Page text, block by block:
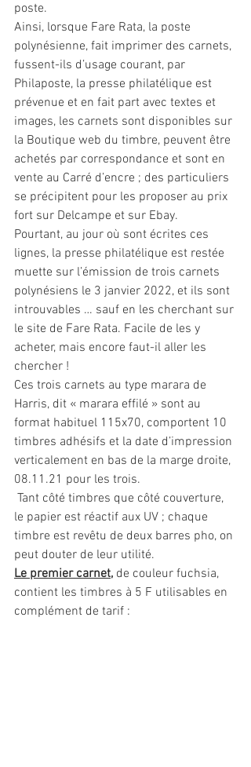
poste.
Ainsi, lorsque Fare Rata, la poste
polynésienne, fait imprimer des carnets,
fussent-ils d’usage courant, par
Philaposte, la presse philatélique est
prévenue et en fait part avec textes et
images, les carnets sont disponibles sur
la Boutique web du timbre, peuvent être
achetés par correspondance et sont en
vente au Carré d’encre ; des particuliers
se précipitent pour les proposer au prix
fort sur Delcampe et sur Ebay.
Pourtant, au jour où sont écrites ces
lignes, la presse philatélique est restée
muette sur l’émission de trois carnets
polynésiens le 3 janvier 2022, et ils sont
introuvables … sauf en les cherchant sur
le site de Fare Rata. Facile de les y
acheter, mais encore faut-il aller les
chercher !
Ces trois carnets au type marara de
Harris, dit « marara effilé » sont au
format habituel 115x70, comportent 10
timbres adhésifs et la date d’impression
verticalement en bas de la marge droite,
08.11.21 pour les trois.
le papier est réactif aux UV ; chaque
timbre est revêtu de deux barres pho, on
peut douter de leur utilité.
Le premier carnet, de couleur fuchsia,
contient les timbres à 5 F utilisables en
complément de tarif :